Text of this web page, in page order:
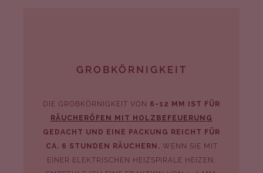
GROBKÖRNIGKEIT
DIE GROBKÖRNIGKEIT VON 6-12 MM IST FÜR
RÄUCHERÖFEN MIT HOLZBEFEUERUNG
GEDACHT UND EINE PACKUNG REICHT FÜR
CA. 6 STUNDEN RÄUCHERN. WENN SIE MIT
EINER ELEKTRISCHEN HEIZSPIRALE HEIZEN,